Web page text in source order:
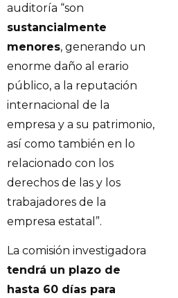
auditoría “son
sustancialmente
menores, generando un
enorme daño al erario
público, a la reputación
internacional de la
empresa y a su patrimonio,
así como también en lo
relacionado con los
derechos de las y los
trabajadores de la
empresa estatal”.
La comisión investigadora
tendrá un plazo de
hasta 60 días para